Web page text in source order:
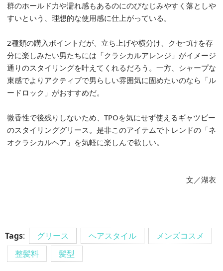
群のホールド力や濡れ感もあるのにのびなじみやすく落としや
すいという、理想的な使用感に仕上がっている。
2種類の購入ポイントだが、立ち上げや横分け、クセづけを存
分に楽しみたい男たちには「クラシカルアレンジ」がイメージ
通りのスタイリングを叶えてくれるだろう。一方、シャープな
束感でよりアクティブで男らしい雰囲気に固めたいのなら「ル
ードロック」がおすすめだ。
微香性で後残りしないため、TPOを気にせず使えるギャツビー
のスタイリンググリース。是非このアイテムでトレンドの「ネ
オクラシカルヘア」を気軽に楽しんで欲しい。
文／湖衣
Tags: グリース ヘアスタイル
メンズコスメ
整髪料
髪型